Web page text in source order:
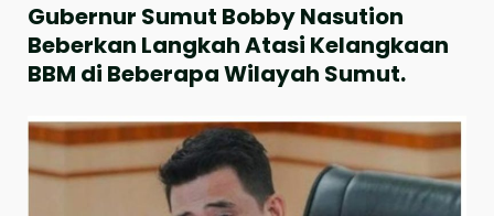
Gubernur Sumut Bobby Nasution
Beberkan Langkah Atasi Kelangkaan
BBM di Beberapa Wilayah Sumut.